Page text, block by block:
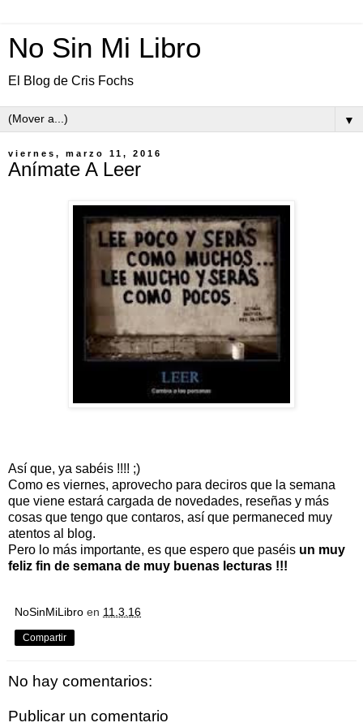
No Sin Mi Libro
El Blog de Cris Fochs
▼
viernes, marzo 11, 2016
Anímate A Leer
Así que, ya sabéis !!!! ;)
Como es viernes, aprovecho para deciros que la semana
que viene estará cargada de novedades, reseñas y más
cosas que tengo que contaros, así que permaneced muy
atentos al blog.
Pero lo más importante, es que espero que paséis un muy
feliz fin de semana de muy buenas lecturas !!!
NoSinMiLibro en 11.3.16
Compartir
No hay comentarios:
Publicar un comentario